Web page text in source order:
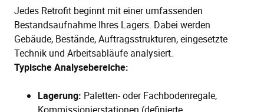
Jedes Retrofit beginnt mit einer umfassenden
Bestandsaufnahme Ihres Lagers. Dabei werden
Gebäude, Bestände, Auftragsstrukturen, eingesetzte
Technik und Arbeitsabläufe analysiert.
Typische Analysebereiche:
Lagerung: Paletten- oder Fachbodenregale,